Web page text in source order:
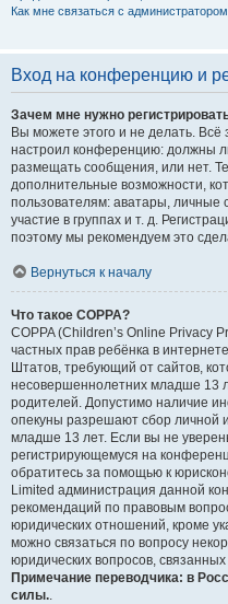
Как мне связаться с
Вход на конференцию и
Зачем мне нужно
Вы можете этого и не делать. Всё
настроил конференцию: должны
размещать сообщения, или нет.
дополнительные возможности,
пользователям: аватары,
участие в группах и т. д.
поэтому мы рекомендуем это
Вернуться к началу
Что такое COPPA?
COPPA (Children’s Online Privacy
частных прав ребёнка в
Штатов, требующий от сайтов,
несовершеннолетних младше 13
родителей. Допустимо наличие
опекуны разрешают сбор личной
младше 13 лет. Если вы не
регистрирующемуся на
обратитесь за помощью к
Limited администрация данной
рекомендаций по правовым
юридических отношений, кроме
можно связаться по вопросу
юридических вопросов,
Примечание переводчика: в
силы..